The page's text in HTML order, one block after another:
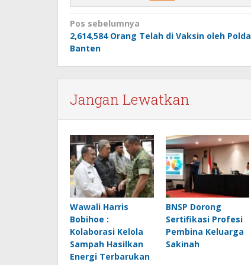
Navigasi
pos
Pos sebelumnya
2,614,584 Orang Telah di Vaksin oleh Polda
Banten
Jangan Lewatkan
Wawali Harris
Bobihoe :
Kolaborasi Kelola
Sampah Hasilkan
Energi Terbarukan
BNSP Dorong
Sertifikasi Profesi
Pembina Keluarga
Sakinah